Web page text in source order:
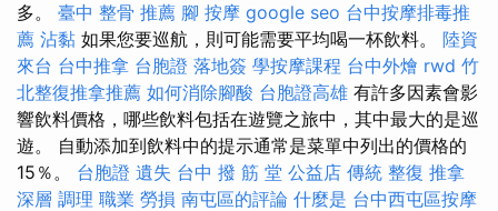
多。 臺中 整骨 推薦 腳 按摩 google seo 台中按摩排毒推
薦 沾黏 如果您要巡航，則可能需要平均喝一杯飲料。 陸資
來台 台中推拿 台胞證 落地簽 學按摩課程 台中外燴 rwd 竹
北整復推拿推薦 如何消除腳酸 台胞證高雄 有許多因素會影
響飲料價格，哪些飲料包括在遊覽之旅中，其中最大的是巡
遊。 自動添加到飲料中的提示通常是菜單中列出的價格的
15％。 台胞證 遺失 台中 撥 筋 堂 公益店 傳統 整復 推拿
深層 調理 職業 勞損 南屯區的評論 什麼是 台中西屯區按摩